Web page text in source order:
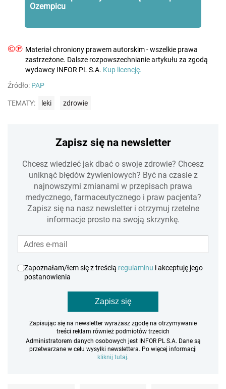
Ozempicu
©℗ Materiał chroniony prawem autorskim - wszelkie prawa
zastrzeżone. Dalsze rozpowszechnianie artykułu za zgodą
wydawcy INFOR PL S.A. Kup licencję.
Źródło: PAP
TEMATY: leki zdrowie
Zapisz się na newsletter
Chcesz wiedzieć jak dbać o swoje zdrowie? Chcesz
uniknąć błędów żywieniowych? Być na czasie z
najnowszymi zmianami w przepisach prawa
medycznego, farmaceutycznego i praw pacjenta?
Zapisz się na nasz newsletter i otrzymuj rzetelne
informacje prosto na swoją skrzynkę.
Zapoznałam/łem się z treścią regulaminu i akceptuję jego
postanowienia
Zapisz się
Zapisując się na newsletter wyrażasz zgodę na otrzymywanie
treści reklam również podmiotów trzecich
Administratorem danych osobowych jest INFOR PL S.A. Dane są
przetwarzane w celu wysyłki newslettera. Po więcej informacji
kliknij tutaj.